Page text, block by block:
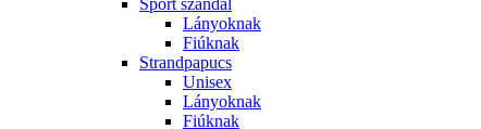
Sport szandál
Lányoknak
Fiúknak
Strandpapucs
Unisex
Lányoknak
Fiúknak